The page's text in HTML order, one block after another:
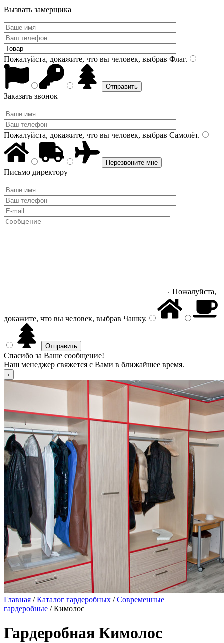
Вызвать замерщика
Пожалуйста, докажите, что вы человек, выбрав Флаг.
Заказать звонок
Пожалуйста, докажите, что вы человек, выбрав Самолёт.
Письмо директору
Пожалуйста,
докажите, что вы человек, выбрав Чашку.
Спасибо за Ваше сообщение!
Наш менеджер свяжется с Вами в ближайшее время.
Главная /Каталог гардеробных /Современные
гардеробные / Кимолос
Гардеробная Кимолос